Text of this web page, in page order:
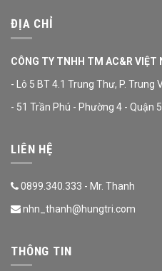
ĐỊA CHỈ
CÔNG TY TNHH TM AC&R VIỆT
- Lô 5 BT 4.1 Trung Thư, P. Trung
- 51 Trần Phú - Phường 4 - Quận
LIÊN HỆ
0899.340.333 - Mr. Thanh
nhn_thanh@hungtri.com
THÔNG TIN